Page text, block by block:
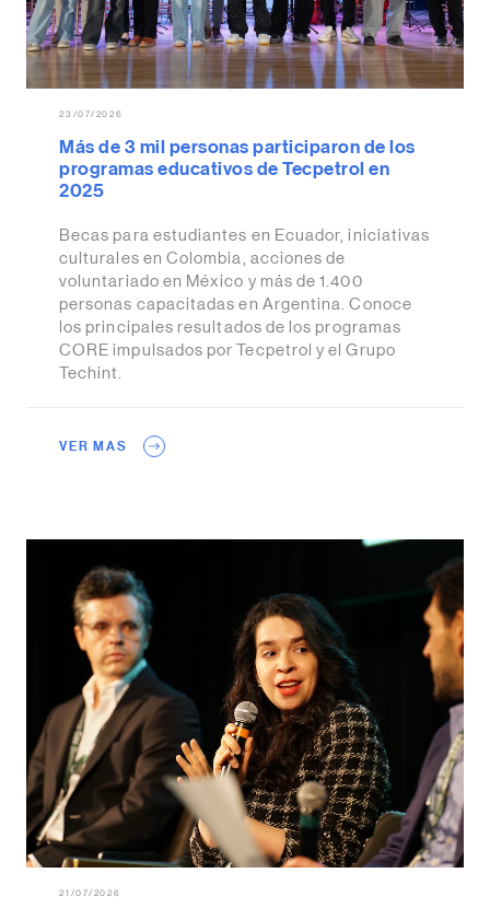
23/07/2026
Más de 3 mil personas participaron de los
programas educativos de Tecpetrol en
2025
Becas para estudiantes en Ecuador, iniciativas
culturales en Colombia, acciones de
voluntariado en México y más de 1.400
personas capacitadas en Argentina. Conoce
los principales resultados de los programas
CORE impulsados por Tecpetrol y el Grupo
Techint.
VER MAS
21/07/2026